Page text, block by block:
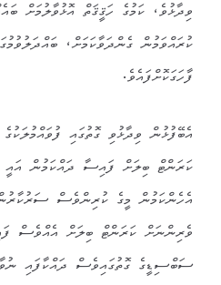
ވިދާޅުވެ، ކަމުގެ ހަޤީޤަތް އޮޅުވާލުމަށް
ކުރައްވަމުން ގެންދަވާކަމަށް،
ފާހަގަކޮށްފައެވެ.
އެބޭފުޅުން ވިދާޅުވި ގޮތުގައި
ކަރަންޓް ބިލަށް ފައިސާ ދައްކަމުން
އެހެންކަމުން މީގެ ކުރިންވެސް
ވެރިންނަށް ކަރަންޓް ބިލަށް އެއްވެސް
ސަބްސިޑީގެ ގޮތުގައިވެސް ދައްކާފައި